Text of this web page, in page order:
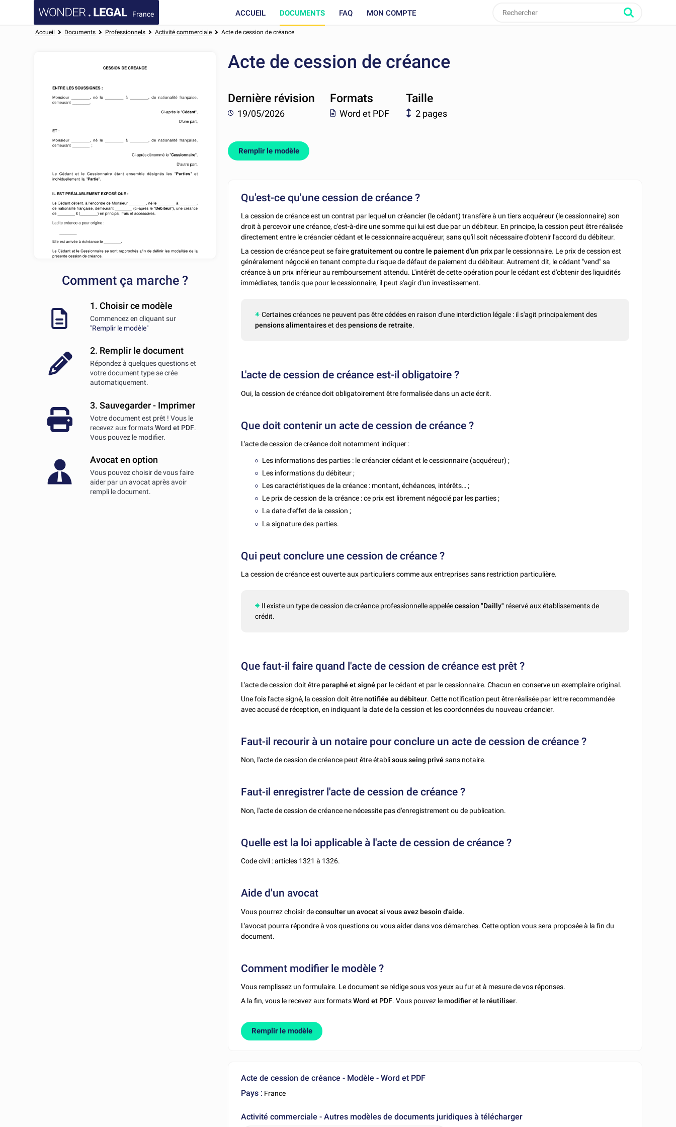
France ACCUEIL DOCUMENTS FAQ MON COMPTE
Accueil Documents Professionnels Activité commerciale Acte de cession de créance
Comment ça marche ?
1. Choisir ce modèle
Commencez en cliquant sur
"Remplir le modèle"
2. Remplir le document
Répondez à quelques questions et
votre document type se crée
automatiquement.
3. Sauvegarder - Imprimer
Votre document est prêt ! Vous le
recevez aux formatsWord et PDF.
Vous pouvez le modifier.
Avocat en option
Vous pouvez choisir de vous faire
aider par un avocat après avoir
rempli le document.
Acte de cession de créance
Dernière révision
19/05/2026
Formats
Word et PDF
Taille
2 pages
Remplir le modèle
Qu'est-ce qu'une cession de créance ?
La cession de créance est un contrat par lequel un créancier (le cédant) transfère à un tiers acquéreur (le cessionnaire) son
droit à percevoir une créance, c'est-à-dire une somme qui lui est due par un débiteur. En principe, la cession peut être réalisée
directement entre le créancier cédant et le cessionnaire acquéreur, sans qu'il soit nécessaire d'obtenir l'accord du débiteur.
La cession de créance peut se fairegratuitement ou contre le paiement d'un prix par le cessionnaire. Le prix de cession est
généralement négocié en tenant compte du risque de défaut de paiement du débiteur. Autrement dit, le cédant "vend" sa
créance à un prix inférieur au remboursement attendu. L'intérêt de cette opération pour le cédant est d'obtenir des liquidités
immédiates, tandis que pour le cessionnaire, il peut s'agir d'un investissement.
Certaines créances ne peuvent pas être cédées en raison d'une interdiction légale : il s'agit principalement des
pensions alimentaireset despensions de retraite.
L'acte de cession de créance est-il obligatoire ?
Oui, la cession de créance doit obligatoirement être formalisée dans un acte écrit.
Que doit contenir un acte de cession de créance ?
L'acte de cession de créance doit notamment indiquer :
Les informations des parties : le créancier cédant et le cessionnaire (acquéreur) ;
Les informations du débiteur ;
Les caractéristiques de la créance : montant, échéances, intérêts… ;
Le prix de cession de la créance : ce prix est librement négocié par les parties ;
La date d'effet de la cession ;
La signature des parties.
Qui peut conclure une cession de créance ?
La cession de créance est ouverte aux particuliers comme aux entreprises sans restriction particulière.
Il existe un type de cession de créance professionnelle appeléecession "Dailly" réservé aux établissements de
crédit.
Que faut-il faire quand l'acte de cession de créance est prêt ?
L'acte de cession doit êtreparaphé et signé par le cédant et par le cessionnaire. Chacun en conserve un exemplaire original.
Une fois l'acte signé, la cession doit êtrenotifiée au débiteur. Cette notification peut être réalisée par lettre recommandée
avec accusé de réception, en indiquant la date de la cession et les coordonnées du nouveau créancier.
Faut-il recourir à un notaire pour conclure un acte de cession de créance ?
Non, l'acte de cession de créance peut être établisous seing privésans notaire.
Faut-il enregistrer l'acte de cession de créance ?
Non, l'acte de cession de créance ne nécessite pas d'enregistrement ou de publication.
Quelle est la loi applicable à l'acte de cession de créance ?
Code civil : articles 1321 à 1326.
Aide d'un avocat
Vous pourrez choisir deconsulter un avocat si vous avez besoin d'aide.
L'avocat pourra répondre à vos questions ou vous aider dans vos démarches. Cette option vous sera proposée à la fin du
document.
Comment modifier le modèle ?
Vous remplissez un formulaire. Le document se rédige sous vos yeux au fur et à mesure de vos réponses.
A la fin, vous le recevez aux formatsWord et PDF. Vous pouvez lemodifieret leréutiliser.
Remplir le modèle
Acte de cession de créance - Modèle - Word et PDF
Pays : France
Activité commerciale - Autres modèles de documents juridiques à télécharger